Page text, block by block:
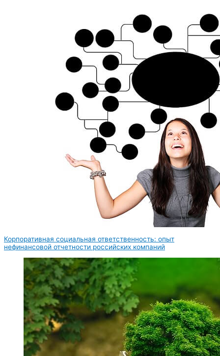
Корпоративная социальная ответственность: опыт
нефинансовой отчетности российских компаний